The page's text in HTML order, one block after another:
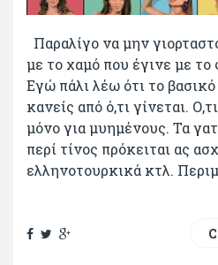
Παραλίγο να μην
με το χαμό που έγινε με το
Εγώ πάλι λέω ότι το βασικό
κανείς από ό,τι γίνεται.
μόνο για μυημένους. Τα
περί τίνος πρόκειται ας
ελληνοτουρκικά κτλ.